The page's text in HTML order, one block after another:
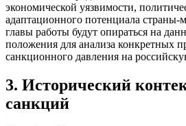
экономической уязвимости,
адаптационного потенциала
главы работы будут опираться на
положения для анализа конкретных
санкционного давления на
3. Исторический
санкций